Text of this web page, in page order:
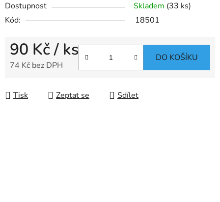
Dostupnost Skladem (33 ks)
Kód:
18501
90 Kč/ ks
74 Kč bez DPH
DO KOŠÍKU
Tisk Zeptat se Sdílet